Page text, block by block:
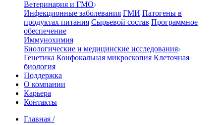
Ветеринария и ГМО
Инфекционные заболевания ГМИ Патогены в
продуктах питания Сырьевой состав Программное
обеспечение
Иммунохимия
Биологические и медицинские исследования
Генетика Конфокальная микроскопия Клеточная
биология
Поддержка
О компании
Карьера
Контакты
Главная /